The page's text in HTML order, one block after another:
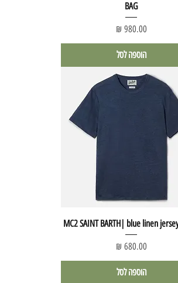
BAG
מחיר
הוספה לסל
MC2 SAINT BARTH| blue linen
מחיר
הוספה לסל